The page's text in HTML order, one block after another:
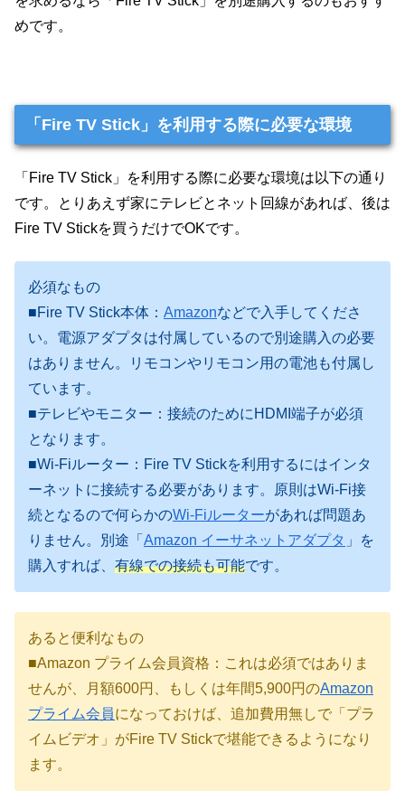
めです。
「Fire TV Stick」を利用する際に必要な環境
「Fire TV Stick」を利用する際に必要な環境は以下の通り
です。とりあえず家にテレビとネット回線があれば、後は
Fire TV Stickを買うだけでOKです。
必須なもの
■Fire TV Stick本体： Amazonなどで入手してくださ
い。電源アダプタは付属しているので別途購入の必要
はありません。リモコンやリモコン用の電池も付属し
ています。
■テレビやモニター：接続のためにHDMI端子が必須
となります。
■Wi-Fiルーター：Fire TV Stickを利用するにはインタ
ーネットに接続する必要があります。原則はWi-Fi接
続となるので何らかのWi-Fiルーターがあれば問題あ
りません。別途「 Amazon イーサネットアダプタ 」を
購入すれば、 有線での接続も可能です。
あると便利なもの
■Amazon プライム会員資格：これは必須ではありま
せんが、月額600円、もしくは年間5,900円のAmazon
プライム会員になっておけば、追加費用無しで「プラ
イムビデオ」がFire TV Stickで堪能できるようになり
ます。